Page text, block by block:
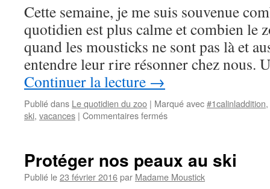
Semaine
10
Cette semaine, je me suis souvenue
quotidien est plus calme et combien le
quand les mousticks ne sont pas là et
entendre leur rire résonner chez nous.
Continuer la lecture →
Publié dans Le quotidien du zoo | Marqué avec#1calinladdition,
ski, vacances | Commentaires fermés
Instagram
#179
Protéger nos peaux au ski
Publié le23 février 2016par Madame Moustick